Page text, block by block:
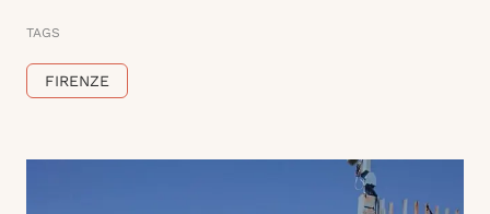
TAGS
FIRENZE